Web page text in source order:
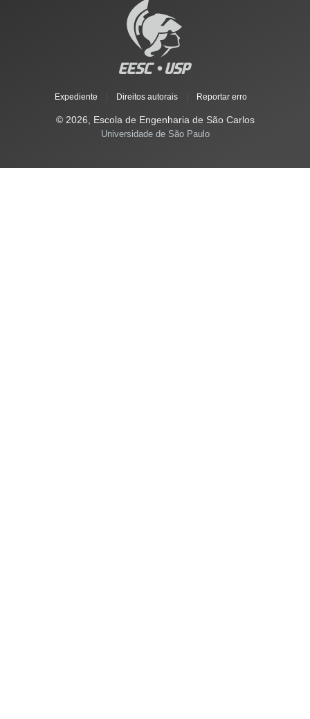
Expediente Direitos autorais Reportar erro
© 2026, Escola de Engenharia de São Carlos
Universidade de São Paulo